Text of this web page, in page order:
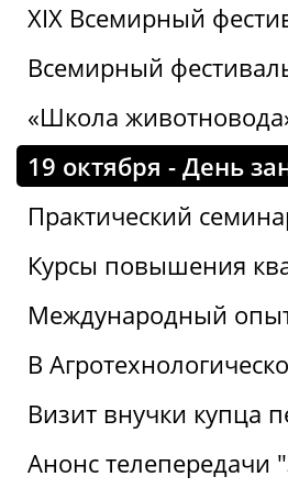
XIX Всемирный
Всемирный
«Школа
19 октября - День
Практический
Курсы повышения
Международный
В
Визит внучки купца
Анонс телепередачи